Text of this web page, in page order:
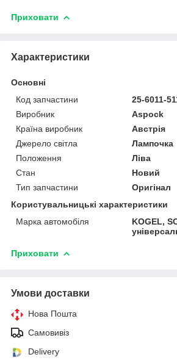
Приховати
Характеристики
Основні
Код запчастини
25-6011-
Виробник
Aspock
Країна виробник
Австрія
Джерело світла
Лампочка
Положення
Ліва
Стан
Новий
Тип запчастини
Оригінал
Користувальницькі характеристики
Марка автомобіля
KOGEL,
Приховати
Умови доставки
Нова Пошта
Самовивіз
Delivery